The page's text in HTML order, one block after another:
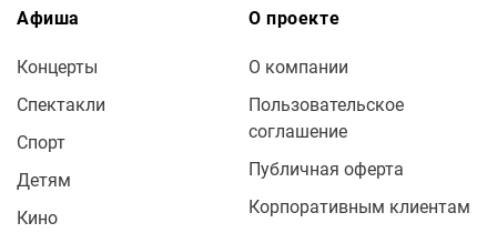
Афиша
Концерты
Спектакли
Спорт
Детям
Кино
О проекте
О компании
Пользовательское
соглашение
Публичная оферта
Корпоративным клиентам